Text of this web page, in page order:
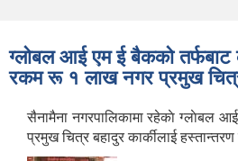
ग्लाेबल आई एम ई बैककाे तर्फबाट
रकम रू १ लाख नगर प्रमुख चित्र
सैनामैना नगरपालिकामा रहेकाे ग्लाेबल
प्रमुख चित्र बहादुर कार्कीलाई